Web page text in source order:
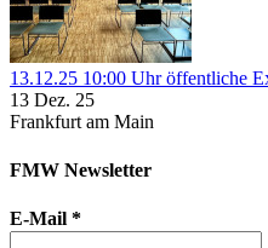
13.12.25 10:00 Uhr öffentliche
13 Dez. 25
Frankfurt am Main
FMW Newsletter
E-Mail *